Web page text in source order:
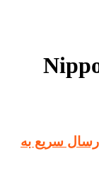
قیمت شیر استیل 316 و ارسال سریع به